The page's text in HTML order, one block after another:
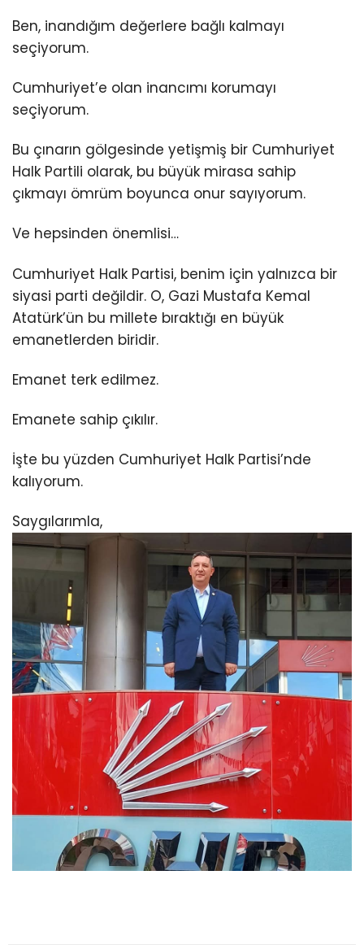
Ben, inandığım değerlere bağlı kalmayı
seçiyorum.
Cumhuriyet’e olan inancımı korumayı
seçiyorum.
Bu çınarın gölgesinde yetişmiş bir Cumhuriyet
Halk Partili olarak, bu büyük mirasa sahip
çıkmayı ömrüm boyunca onur sayıyorum.
Ve hepsinden önemlisi…
Cumhuriyet Halk Partisi, benim için yalnızca bir
siyasi parti değildir. O, Gazi Mustafa Kemal
Atatürk’ün bu millete bıraktığı en büyük
emanetlerden biridir.
Emanet terk edilmez.
Emanete sahip çıkılır.
İşte bu yüzden Cumhuriyet Halk Partisi’nde
kalıyorum.
Saygılarımla,